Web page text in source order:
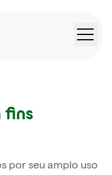
fins
por seu amplo uso